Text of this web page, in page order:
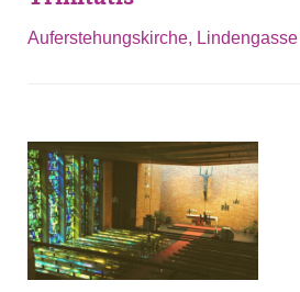
Auferstehungskirche,